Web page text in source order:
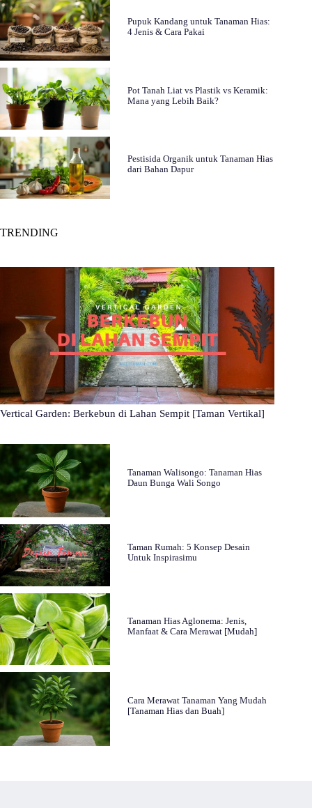
Pupuk Kandang untuk Tanaman Hias:
4 Jenis & Cara Pakai
Pot Tanah Liat vs Plastik vs Keramik:
Mana yang Lebih Baik?
Pestisida Organik untuk Tanaman Hias
dari Bahan Dapur
TRENDING
Vertical Garden: Berkebun di Lahan Sempit [Taman Vertikal]
Tanaman Walisongo: Tanaman Hias
Daun Bunga Wali Songo
Taman Rumah: 5 Konsep Desain
Untuk Inspirasimu
Tanaman Hias Aglonema: Jenis,
Manfaat & Cara Merawat [Mudah]
Cara Merawat Tanaman Yang Mudah
[Tanaman Hias dan Buah]